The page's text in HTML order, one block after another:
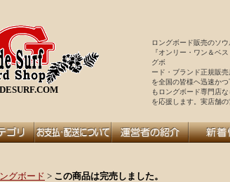
ロングボード販売のソ
『オンリー・ワン＆ベ
グボ
ード・ブランド正規販
を全国の皆様ヘ迅速か
もロングボード専門店
を応援します。実店舗
グボード > この商品は完売しました。